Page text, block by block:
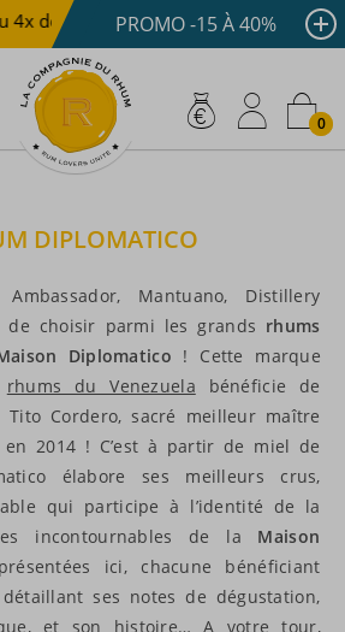
dès 100 € Livraison offerte
PROMO -15 À 40%
0
DIPLOMATICO
Ambassador, Mantuano, Distillery
de choisir parmi les grands rhums
Diplomatico ! Cette marque
rhums du Venezuela bénéficie de
Tito Cordero, sacré meilleur maître
2014 ! C’est à partir de miel de
élabore ses meilleurs crus,
qui participe à l’identité de la
incontournables de la Maison
ici, chacune bénéficiant
ses notes de dégustation,
et son histoire… A votre tour,